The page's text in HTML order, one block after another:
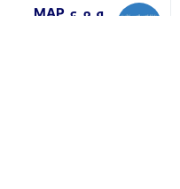
و م ع MAP